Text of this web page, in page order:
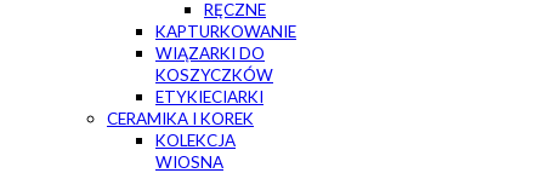
RĘCZNE
KAPTURKOWANIE
WIĄZARKI DO
KOSZYCZKÓW
ETYKIECIARKI
CERAMIKA I KOREK
KOLEKCJA
WIOSNA